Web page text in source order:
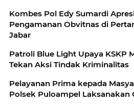
Kombes Pol Edy Sumardi
Pengamanan Obvitnas di
Jabar
Patroli Blue Light Upaya KSKP
Tekan Aksi Tindak Kriminalitas
Pelayanan Prima kepada
Polsek Puloampel Laksanakan